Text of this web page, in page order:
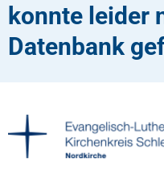
konnte leider
Datenbank